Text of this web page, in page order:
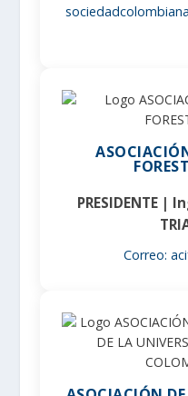
PRESIDENTE |
Correo: